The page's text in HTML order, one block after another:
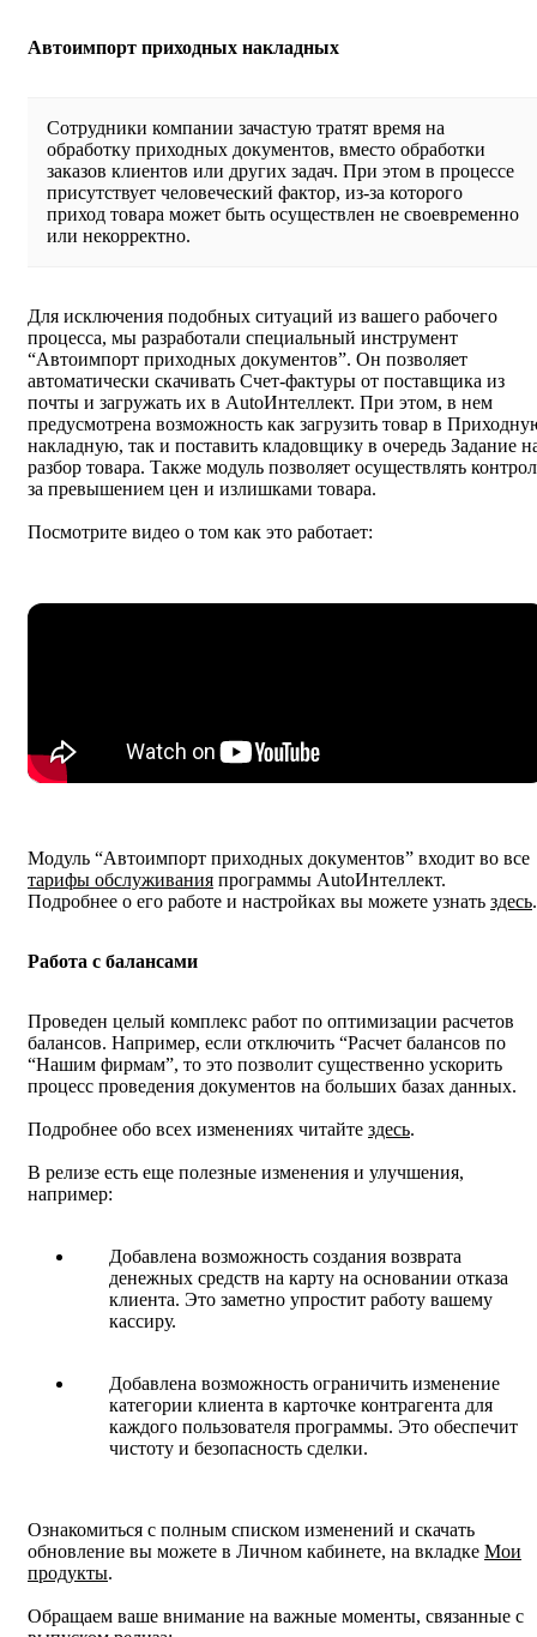
Автоимпорт приходных накладных
Сотрудники компании зачастую тратят время на
обработку приходных документов, вместо обработки
заказов клиентов или других задач. При этом в процессе
присутствует человеческий фактор, из-за которого
приход товара может быть осуществлен не своевременно
или некорректно.
Для исключения подобных ситуаций из вашего рабочего
процесса, мы разработали специальный инструмент
“Автоимпорт приходных документов”. Он позволяет
автоматически скачивать Счет-фактуры от поставщика из
почты и загружать их в AutoИнтеллект. При этом, в нем
предусмотрена возможность как загрузить товар в
накладную, так и поставить кладовщику в очередь Задание
разбор товара. Также модуль позволяет осуществлять
за превышением цен и излишками товара.
Посмотрите видео о том как это работает:
Модуль “Автоимпорт приходных документов” входит во все
тарифы обслуживания программы AutoИнтеллект.
Подробнее о его работе и настройках вы можете узнать здесь.
Работа с балансами
Проведен целый комплекс работ по оптимизации расчетов
балансов. Например, если отключить “Расчет балансов по
“Нашим фирмам”, то это позволит существенно ускорить
процесс проведения документов на больших базах данных.
Подробнее обо всех изменениях читайте здесь.
В релизе есть еще полезные изменения и улучшения,
например:
Добавлена возможность создания возврата
денежных средств на карту на основании отказа
клиента. Это заметно упростит работу вашему
кассиру.
Добавлена возможность ограничить изменение
категории клиента в карточке контрагента для
каждого пользователя программы. Это обеспечит
чистоту и безопасность сделки.
Ознакомиться с полным списком изменений и скачать
обновление вы можете в Личном кабинете, на вкладке Мои
продукты.
Обращаем ваше внимание на важные моменты, связанные с